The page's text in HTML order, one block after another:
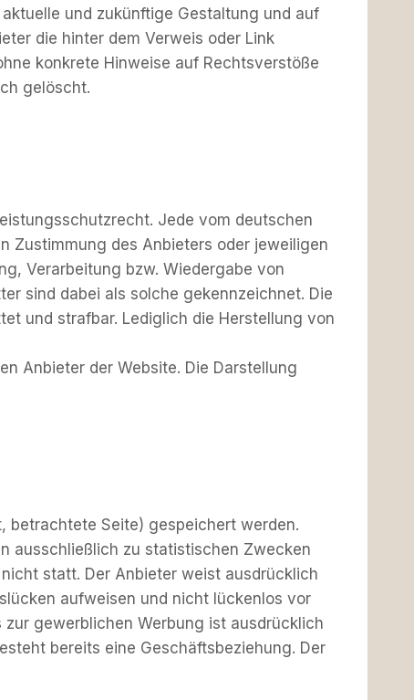
und zukünftige Gestaltung und auf
die hinter dem Verweis oder Link
konkrete Hinweise auf Rechtsverstöße
gelöscht.
Jede vom deutschen
Zustimmung des Anbieters oder jeweiligen
Verarbeitung bzw. Wiedergabe von
sind dabei als solche gekennzeichnet. Die
und strafbar. Lediglich die Herstellung von
Anbieter der Website. Die Darstellung
betrachtete Seite) gespeichert werden.
ausschließlich zu statistischen Zwecken
statt. Der Anbieter weist ausdrücklich
aufweisen und nicht lückenlos vor
gewerblichen Werbung ist ausdrücklich
bereits eine Geschäftsbeziehung. Der